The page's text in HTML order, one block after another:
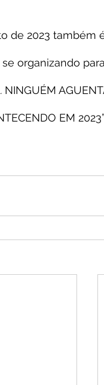
de 2023 também
organizando
EM